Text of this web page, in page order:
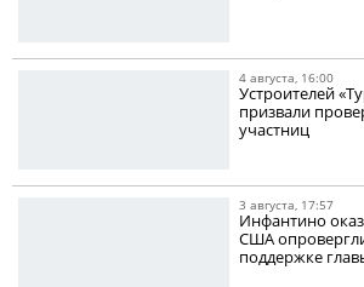
4 августа, 16:00
Устроителей
призвали
участниц
3 августа, 17:57
Инфантино
США
поддержке